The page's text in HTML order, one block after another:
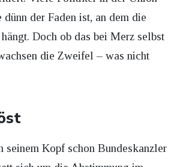
der Faden ist, an dem die
Doch ob das bei Merz selbst
die Zweifel – was nicht
seinem Kopf schon Bundeskanzler